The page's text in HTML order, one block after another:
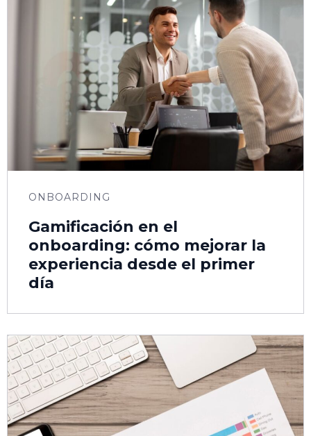
ONBOARDING
Gamificación en el
onboarding: cómo mejorar la
experiencia desde el primer
día